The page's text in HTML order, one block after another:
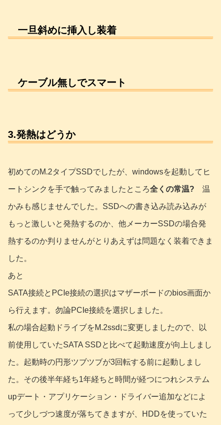
一旦斜めに挿入し装着
ケーブル無しでスマート
3.発熱はどうか
初めてのM.2タイプSSDでしたが、windowsを起動してヒ
ートシンクを手で触ってみましたところ全くの常温? 温
かみも感じませんでした。SSDへの書き込み読み込みが
もっと激しいと発熱するのか、他メーカーSSDの場合発
熱するのか判りませんがとりあえずは問題なく装着できま
した。
あと
SATA接続とPCIe接続の選択はマザーボードのbios画面か
ら行えます。勿論PCIe接続を選択しました。
私の場合起動ドライブをM.2ssdに変更しましたので、以
前使用していたSATA SSDと比べて起動速度が向上しまし
た。起動時の円形ツブツブが3回転する前に起動しまし
た。その後半年経ち1年経ちと時間が経つにつれシステム
upデート・アプリケーション・ドライバー追加などによ
って少しづつ速度が落ちてきますが、HDDを使っていた